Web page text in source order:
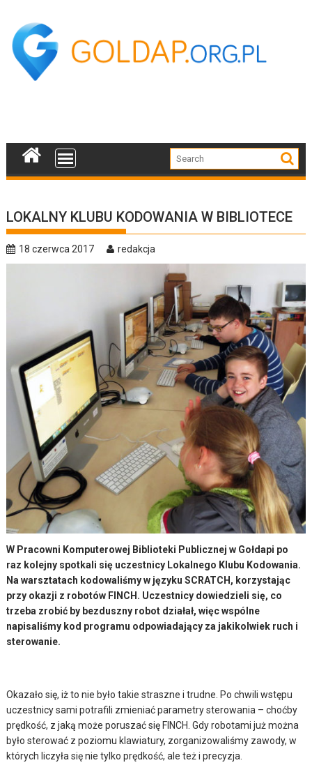
content
LOKALNY KLUBU KODOWANIA W BIBLIOTECE
18 czerwca 2017 redakcja
W Pracowni Komputerowej Biblioteki Publicznej w Gołdapi po
raz kolejny spotkali się uczestnicy Lokalnego Klubu Kodowania.
Na warsztatach kodowaliśmy w języku SCRATCH, korzystając
przy okazji z robotów FINCH. Uczestnicy dowiedzieli się, co
trzeba zrobić by bezduszny robot działał, więc wspólne
napisaliśmy kod programu odpowiadający za jakikolwiek ruch i
sterowanie.
Okazało się, iż to nie było takie straszne i trudne. Po chwili wstępu
uczestnicy sami potrafili zmieniać parametry sterowania – choćby
prędkość, z jaką może poruszać się FINCH. Gdy robotami już można
było sterować z poziomu klawiatury, zorganizowaliśmy zawody, w
których liczyła się nie tylko prędkość, ale też i precyzja.